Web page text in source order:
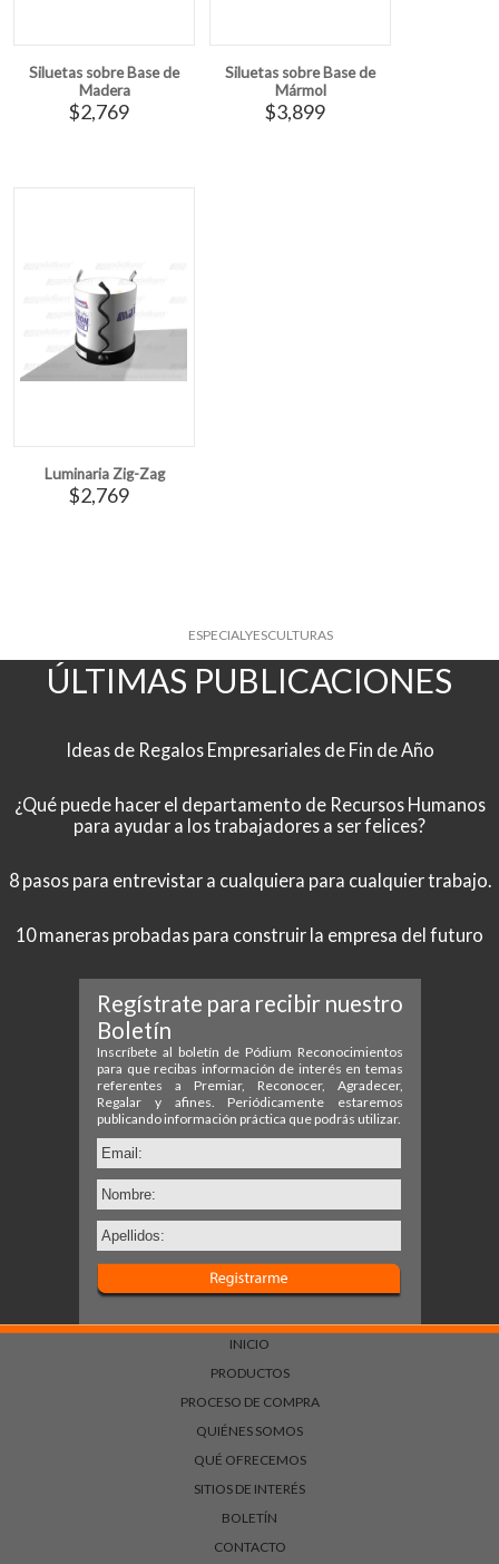
Siluetas sobre Base de
Madera
$2,769
Siluetas sobre Base de
Mármol
$3,899
Luminaria Zig-Zag
$2,769
ESPECIALYESCULTURAS
ÚLTIMAS PUBLICACIONES
Ideas de Regalos Empresariales de Fin de Año
¿Qué puede hacer el departamento de Recursos Humanos
para ayudar a los trabajadores a ser felices?
8 pasos para entrevistar a cualquiera para cualquier trabajo.
10 maneras probadas para construir la empresa del futuro
INICIO
PRODUCTOS
PROCESO DE COMPRA
QUIÉNES SOMOS
QUÉ OFRECEMOS
SITIOS DE INTERÉS
BOLETÍN
CONTACTO